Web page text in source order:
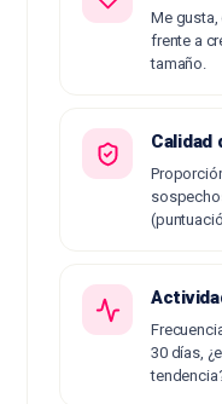
Me
frente a
tamaño.
Calidad
30 días,